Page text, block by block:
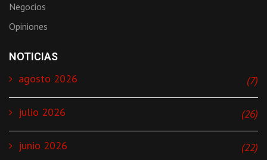
Negocios
Opiniones
NOTICIAS
agosto 2026 (7)
julio 2026 (26)
junio 2026 (22)